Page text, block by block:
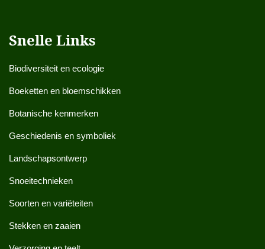
Snelle Links
Biodiversiteit en ecologie
Boeketten en bloemschikken
Botanische kenmerken
Geschiedenis en symboliek
Landschapsontwerp
Snoeitechnieken
Soorten en variëteiten
Stekken en zaaien